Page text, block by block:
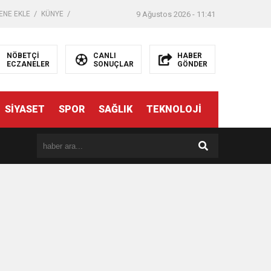
EKLE KÜNYE 9 Ağustos 2026 - 11:41
NÖBETÇİ
ECZANELER
CANLI
SONUÇLAR
HABER
GÖNDER
SİYASET SPOR SAĞLIK TEKNOLOJİ